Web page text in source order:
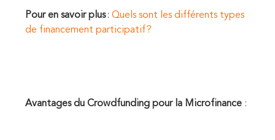
Pour en savoir plus: Quels sont les différents types
de financement participatif ?
Avantages du Crowdfunding pour la Microfinance :